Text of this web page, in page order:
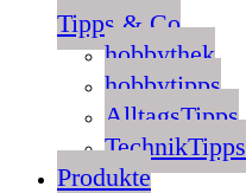
Tipps & Co
hobbythek
hobbytipps
AlltagsTipps
TechnikTipps
Produkte